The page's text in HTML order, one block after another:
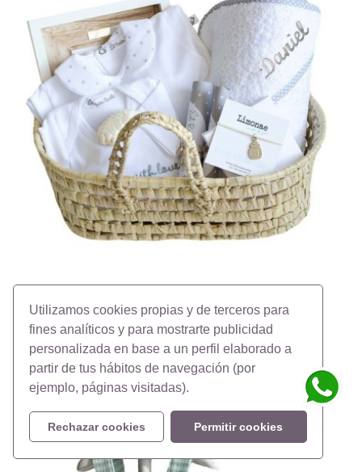
Utilizamos cookies propias y de terceros para
fines analíticos y para mostrarte publicidad
personalizada en base a un perfil elaborado a
partir de tus hábitos de navegación (por
ejemplo, páginas visitadas).
Rechazar cookies Permitir cookies
Cesta regalo para bebés con pulsera para mamá
Precio
84,50 €